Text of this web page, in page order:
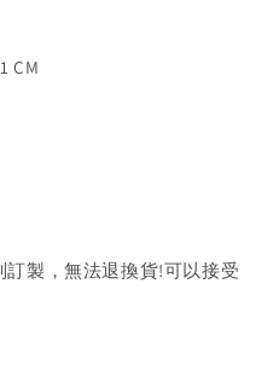
CM
訂製，無法退換貨!可以接受